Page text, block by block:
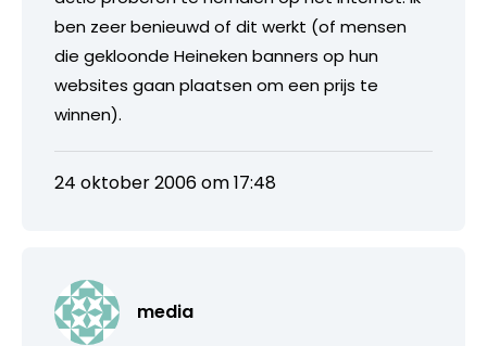
ben zeer benieuwd of dit werkt (of mensen
die gekloonde Heineken banners op hun
websites gaan plaatsen om een prijs te
winnen).
24 oktober 2006 om 17:48
media